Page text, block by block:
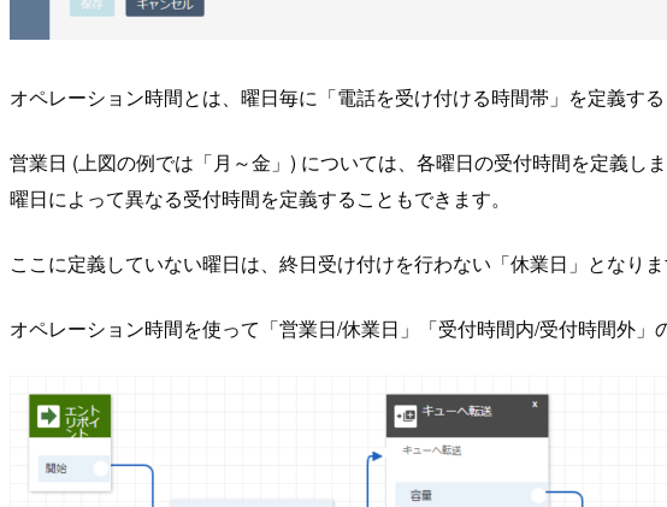
オペレーション時間とは、曜日毎に「電話を受け付ける時間帯」を定義する
営業日 (上図の例では「月～金」) については、各曜日の受付時間を定義しま
曜日によって異なる受付時間を定義することもできます。
ここに定義していない曜日は、終日受け付けを行わない「休業日」となりま
オペレーション時間を使って「営業日/休業日」「受付時間内/受付時間外